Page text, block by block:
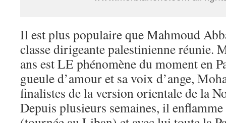
Il est plus populaire que Mahmoud
classe dirigeante palestinienne réunie.
ans est LE phénomène du moment en
gueule d’amour et sa voix d’ange,
finalistes de la version orientale de la
Depuis plusieurs semaines, il